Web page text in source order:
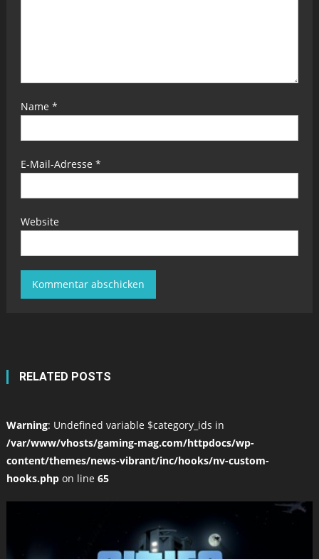
Name *
E-Mail-Adresse *
Website
RELATED POSTS
Warning: Undefined variable $category_ids in
/var/www/vhosts/gaming-mag.com/httpdocs/wp-
content/themes/news-vibrant/inc/hooks/nv-custom-
hooks.phpon line 65